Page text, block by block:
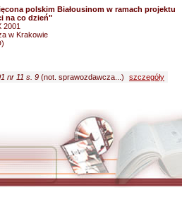
polskim Białousinom w ramach projektu
na co dzień"
2001
w Krakowie
nr 11 s. 9 (not. sprawozdawcza...) szczegóły